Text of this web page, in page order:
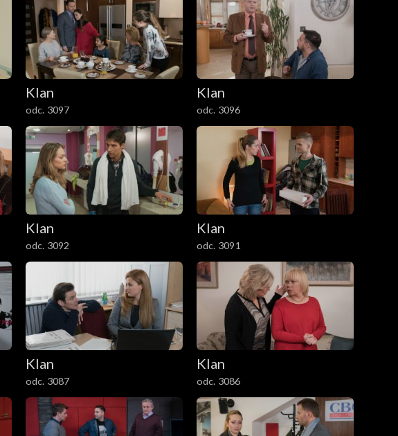
Klan
odc. 3097
Klan
odc. 3096
Klan
odc. 3092
Klan
odc. 3091
Klan
odc. 3087
Klan
odc. 3086